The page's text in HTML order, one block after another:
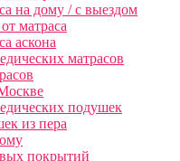
на дому / с выездом
матраса
аскона
матрасов
подушек
из пера
покрытий